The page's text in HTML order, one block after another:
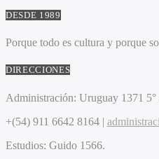
DESDE 1989
Porque todo es cultura y porque
DIRECCIONES
Administración: Uruguay 1371 5°
+(54) 911 6642 8164 |
Estudios: Guido 1566.